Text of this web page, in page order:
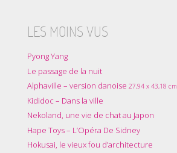
LES MOINS VUS
Pyong Yang
Le passage de la nuit
Alphaville – version danoise 27,94 x 43,18 cm
Kididoc – Dans la ville
Nekoland, une vie de chat au Japon
Hape Toys – L’Opéra De Sidney
Hokusai, le vieux fou d’architecture